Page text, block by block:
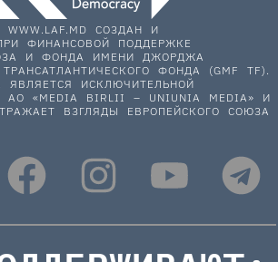
СОЗДАН И
ФИНАНСОВОЙ ПОДДЕРЖКЕ
И ФОНДА ИМЕНИ ДЖОРДЖА
ФОНДА (GMF TF).
ЯВЛЯЕТСЯ ИСКЛЮЧИТЕЛЬНОЙ
АО «MEDIA BIRLII – UNIUNIA MEDIA» И
ВЗГЛЯДЫ ЕВРОПЕЙСКОГО СОЮЗА